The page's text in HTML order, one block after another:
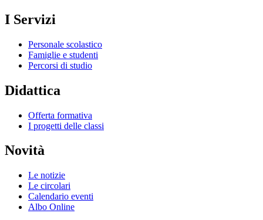
I Servizi
Personale scolastico
Famiglie e studenti
Percorsi di studio
Didattica
Offerta formativa
I progetti delle classi
Novità
Le notizie
Le circolari
Calendario eventi
Albo Online